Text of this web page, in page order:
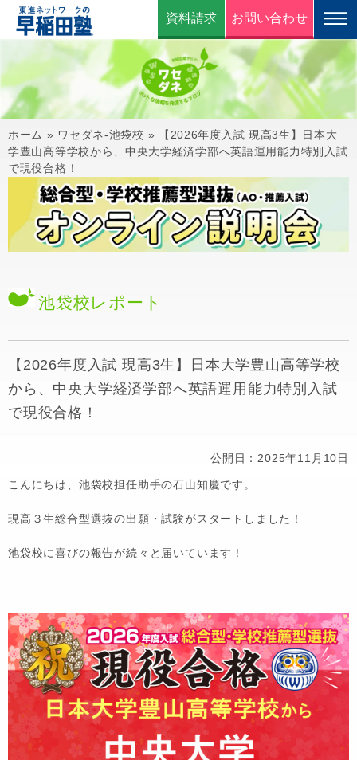
資料請求 お問い合わせ
ホーム » ワセダネ-池袋校 »
【2026年度入試 現高3生】日本大
学豊山高等学校から、中央大学経済学部へ英語運用能力特別入試
で現役合格！
池袋校レポート
【2026年度入試 現高3生】日本大学豊山高等学校
から、中央大学経済学部へ英語運用能力特別入試
で現役合格！
公開日：2025年11月10日
こんにちは、池袋校担任助手の石山知慶です。
現高３生総合型選抜の出願・試験がスタートしました！
池袋校に喜びの報告が続々と届いています！